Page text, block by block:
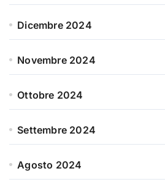
Dicembre 2024
Novembre 2024
Ottobre 2024
Settembre 2024
Agosto 2024